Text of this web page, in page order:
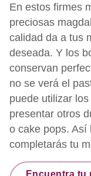
En estos firmes
preciosas
calidad da a tus
deseada. Y los
conservan
no se verá el
puede utilizar
presentar otros
o cake pops. Así
completarás tu
Encuentra tu